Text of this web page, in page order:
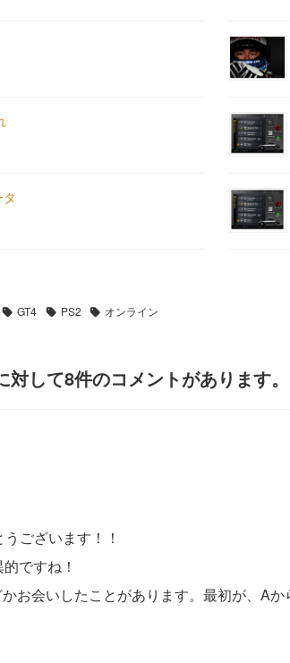
GT4 PS2 オンライン
対して8件のコメントがあります。
ございます！！
ですね！
お会いしたことがあります。最初が、Aか